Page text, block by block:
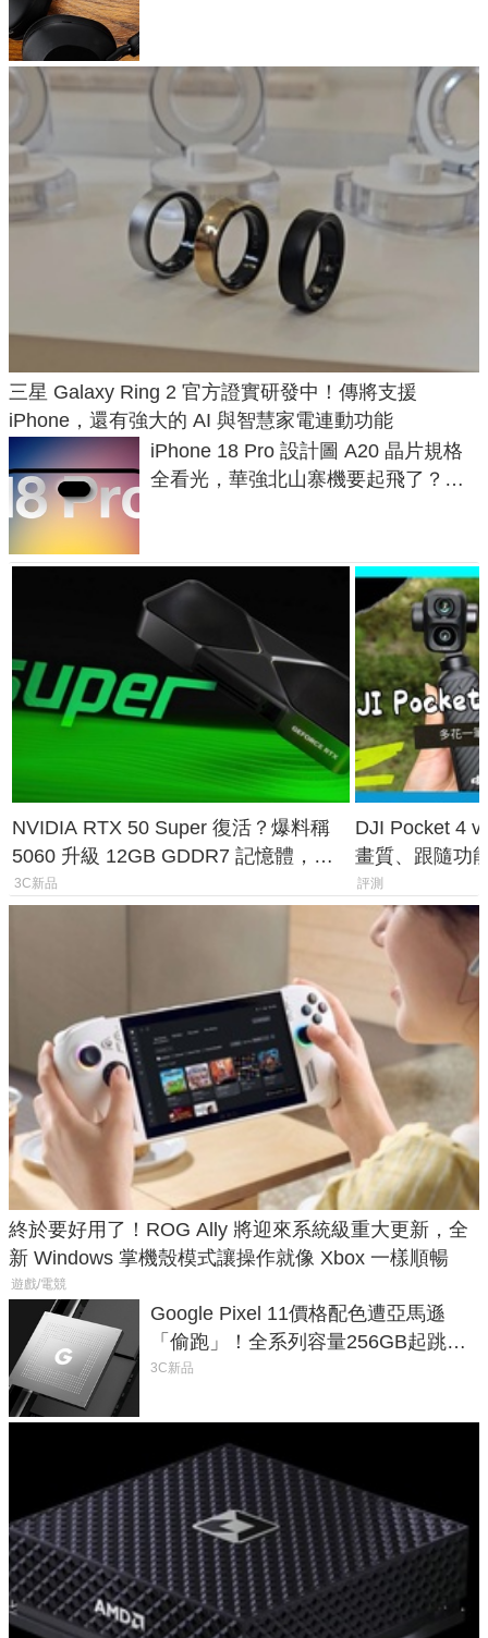
三星 Galaxy Ring 2 官方證實研發中！傳將支援
iPhone，還有強大的 AI 與智慧家電連動功能
iPhone 18 Pro 設計圖 A20 晶片規格
全看光，華強北山寨機要起飛了？專
NVIDIA RTX 50 Super 復活？爆料稱
5060 升級 12GB GDDR7 記憶體，這
次規格終於不擠牙膏
3C新品
DJI Pocket 4
畫質、跟隨功
一次看懂兩台
評測
終於要好用了！ROG Ally 將迎來系統級重大更新，全
新 Windows 掌機殼模式讓操作就像 Xbox 一樣順暢
遊戲/電競
Google Pixel 11價格配色遭亞馬遜
「偷跑」！全系列容量256GB起跳、
頂規摺疊機價位逼近7萬
3C新品